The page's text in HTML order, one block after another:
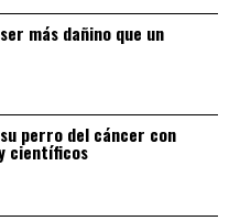
más dañino que un
perro del cáncer con
científicos